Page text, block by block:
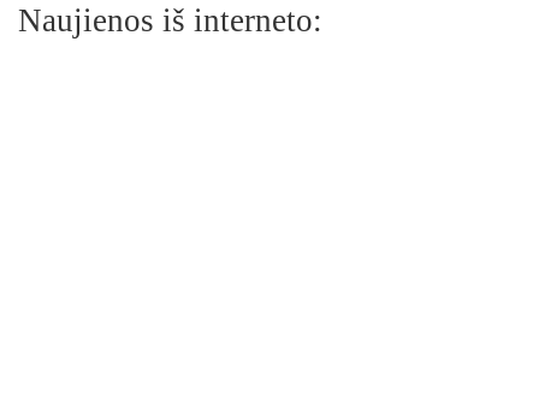
Naujienos iš interneto: